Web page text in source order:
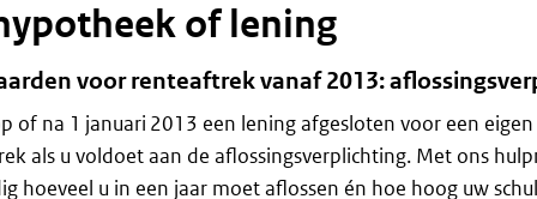
of lening
voor renteaftrek vanaf 2013:
of na 1 januari 2013 een lening afgesloten voor een
als u voldoet aan de aflossingsverplichting. Met ons
hoeveel u in een jaar moet aflossen én hoe hoog uw